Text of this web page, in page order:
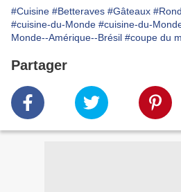
#Cuisine #Betteraves #Gâteaux
#cuisine-du-Monde #cuisine-du-
Monde--Amérique--Brésil #coupe du
Partager